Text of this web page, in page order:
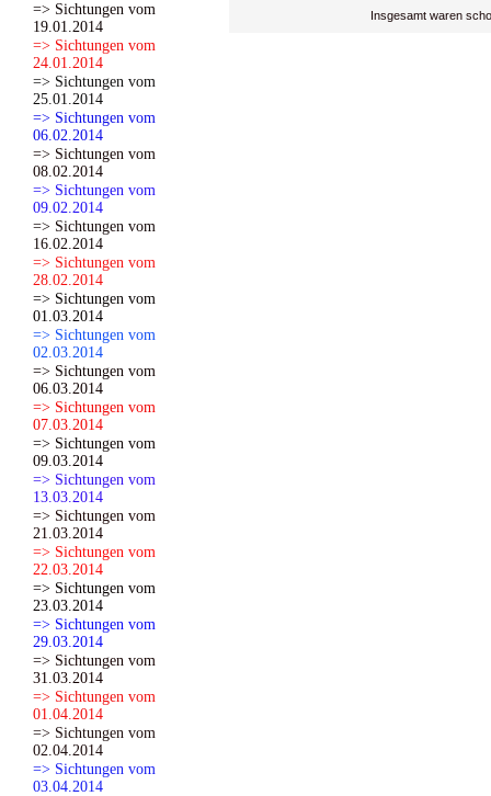
=> Sichtungen vom
19.01.2014
=> Sichtungen vom
24.01.2014
=> Sichtungen vom
25.01.2014
=> Sichtungen vom
06.02.2014
=> Sichtungen vom
08.02.2014
=> Sichtungen vom
09.02.2014
=> Sichtungen vom
16.02.2014
=> Sichtungen vom
28.02.2014
=> Sichtungen vom
01.03.2014
=> Sichtungen vom
02.03.2014
=> Sichtungen vom
06.03.2014
=> Sichtungen vom
07.03.2014
=> Sichtungen vom
09.03.2014
=> Sichtungen vom
13.03.2014
=> Sichtungen vom
21.03.2014
=> Sichtungen vom
22.03.2014
=> Sichtungen vom
23.03.2014
=> Sichtungen vom
29.03.2014
=> Sichtungen vom
31.03.2014
=> Sichtungen vom
01.04.2014
=> Sichtungen vom
02.04.2014
=> Sichtungen vom
03.04.2014
Insgesamt waren